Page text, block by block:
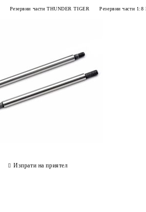
Резервни части THUNDER TIGER Резервни части 1:8
Изпрати на приятел